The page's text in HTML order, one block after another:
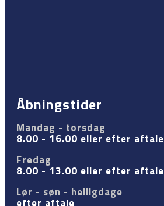
Åbningstider
Mandag - torsdag
8.00 - 16.00 eller efter aftale
Fredag
8.00 - 13.00 eller efter aftale
Lør - søn - helligdage